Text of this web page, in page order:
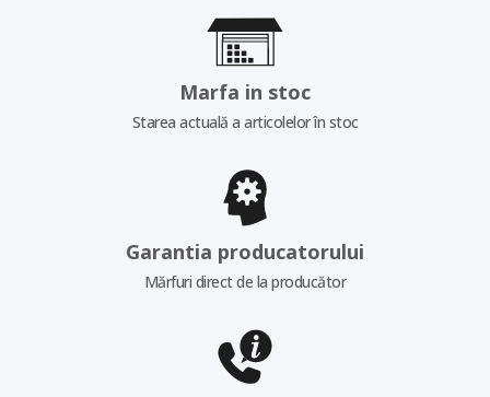
Marfa in stoc
Starea actuală a articolelor în stoc
Garantia producatorului
Mărfuri direct de la producător